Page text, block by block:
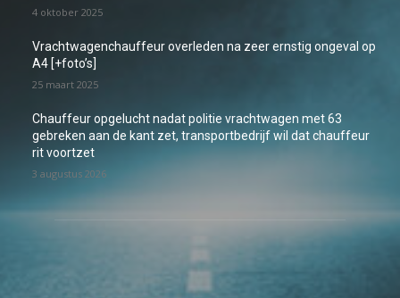
4 oktober 2025
Vrachtwagenchauffeur overleden na zeer ernstig ongeval op
A4 [+foto’s]
25 maart 2025
Chauffeur opgelucht nadat politie vrachtwagen met 63
gebreken aan de kant zet, transportbedrijf wil dat chauffeur
rit voortzet
3 augustus 2026